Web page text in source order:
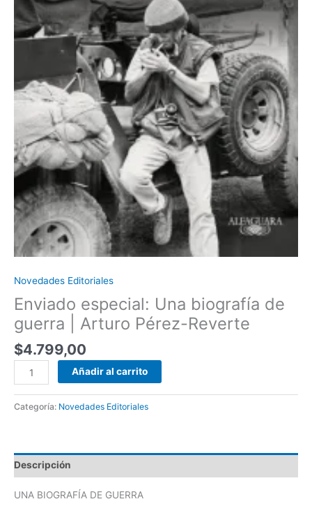
Novedades Editoriales
Enviado especial: Una biografía de
guerra | Arturo Pérez-Reverte
$4.799,00
Añadir al carrito
Categoría: Novedades Editoriales
Descripción
UNA BIOGRAFÍA DE GUERRA